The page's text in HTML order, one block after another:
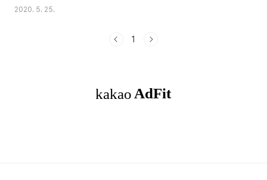
Lafayette St, New York, NY 주소는 이렇구요, 소호 근처에 있어요. 주소를
핑백 들고 나오는 사람들을 역추적해서 들어갔어요. 문에 이렇게 써있는데 못
2020. 5. 25.
1